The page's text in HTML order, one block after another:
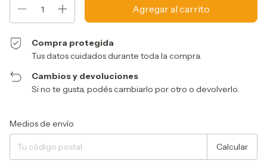
Compra protegida
Tus datos cuidados durante toda la compra.
Cambios y devoluciones
Si no te gusta, podés cambiarlo por otro o devolverlo.
Entregas para el CP:
Medios de envío
Calcular